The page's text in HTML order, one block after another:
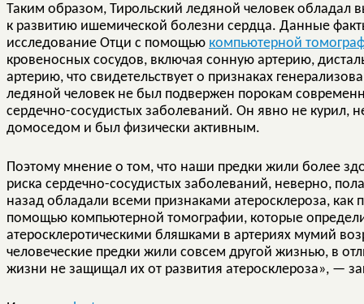
Таким образом, Тирольский ледяной человек обладал
к развитию ишемической болезни сердца. Данные
исследование Отци с помощью компьютерной
кровеносных сосудов, включая сонную артерию,
артерию, что свидетельствует о признаках
ледяной человек не был подвержен порокам
сердечно-сосудистых заболеваний. Он явно не курил,
домоседом и был физически активным.
Поэтому мнение о том, что наши предки жили более
риска сердечно-сосудистых заболеваний, неверно,
назад обладали всеми признаками атеросклероза,
помощью компьютерной томографии, которые
атеросклеротическими бляшками в артериях мумий
человеческие предки жили совсем другой жизнью, в
жизни не защищал их от развития атеросклероза», —